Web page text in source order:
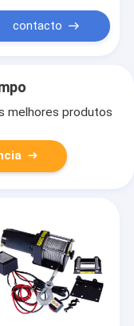
contacto
melhores produtos